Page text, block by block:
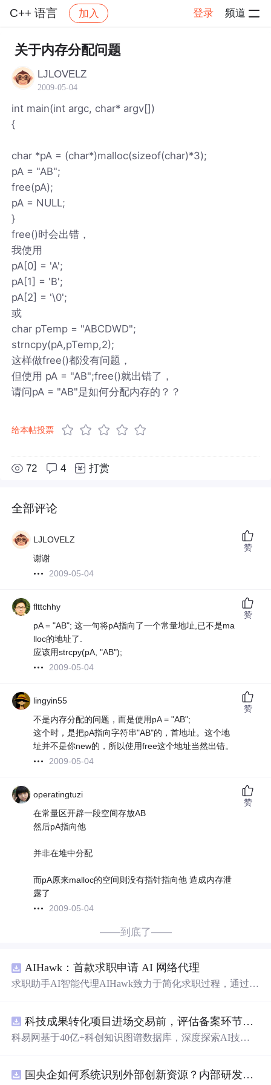
C++ 语言 加入 登录 频道
社区 C++ 语言 帖子详情
关于内存分配问题
LJLOVELZ
2009-05-04
int main(int argc, char* argv[])
{
char *pA = (char*)malloc(sizeof(char)*3);
pA = "AB";
free(pA);
pA = NULL;
}
free()时会出错，
我使用
pA[0] = 'A';
pA[1] = 'B';
pA[2] = '\0';
或
char pTemp = "ABCDWD";
strncpy(pA,pTemp,2);
这样做free()都没有问题，
但使用 pA = "AB";free()就出错了，
请问pA = "AB"是如何分配内存的？？
给本帖投票
72 4 打赏
全部评论
LJLOVELZ
谢谢
2009-05-04
赞
flttchhy
pA = "AB"; 这一句将pA指向了一个常量地址,已不是ma
lloc的地址了.
应该用strcpy(pA, "AB");
2009-05-04
赞
lingyin55
不是内存分配的问题，而是使用pA = "AB";
这个时，是把pA指向字符串"AB"的，首地址。这个地
址并不是你new的，所以使用free这个地址当然出错。
2009-05-04
赞
operatingtuzi
在常量区开辟一段空间存放AB
然后pA指向他
并非在堆中分配
而pA原来malloc的空间则没有指针指向他 造成内存泄
露了
2009-05-04
赞
——到底了——
AIHawk：首款求职申请 AI 网络代理
求职助手AI智能代理AIHawk致力于简化求职过程，通过自
科技成果转化项目进场交易前，评估备案环节需要准备哪些材料？.docx
科易网基于40亿+科创知识图谱数据库，深度探索AI技术
新领域的AI+数智化解决方案，推动科技创新与产业创新国央企如何系统识别外部创新资源？内部研发体系完善，但对外部高校、中小科技企业技术能力缺乏动态认知。.docx